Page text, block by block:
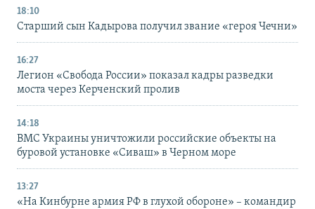
18:10
Старший сын Кадырова получил звание «героя Чечни»
16:27
Легион «Свобода России» показал кадры разведки
моста через Керченский пролив
14:18
ВМС Украины уничтожили российские объекты на
буровой установке «Сиваш» в Черном море
13:27
«На Кинбурне армия РФ в глухой обороне» – командир